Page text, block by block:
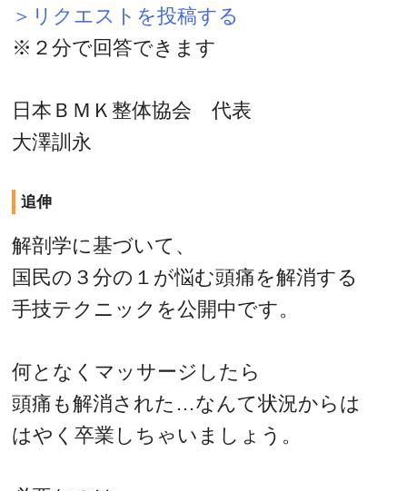
＞リクエストを投稿する
※２分で回答できます
日本ＢＭＫ整体協会 代表
大澤訓永
追伸
解剖学に基づいて、
国民の３分の１が悩む頭痛を解消する
手技テクニックを公開中です。
何となくマッサージしたら
頭痛も解消された…なんて状況からは
はやく卒業しちゃいましょう。